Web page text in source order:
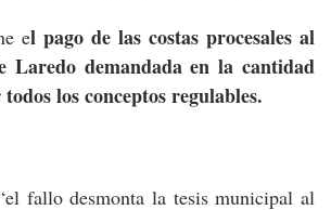
el pago de las costas procesales al
Laredo demandada en la cantidad
los conceptos regulables.
fallo desmonta la tesis municipal al